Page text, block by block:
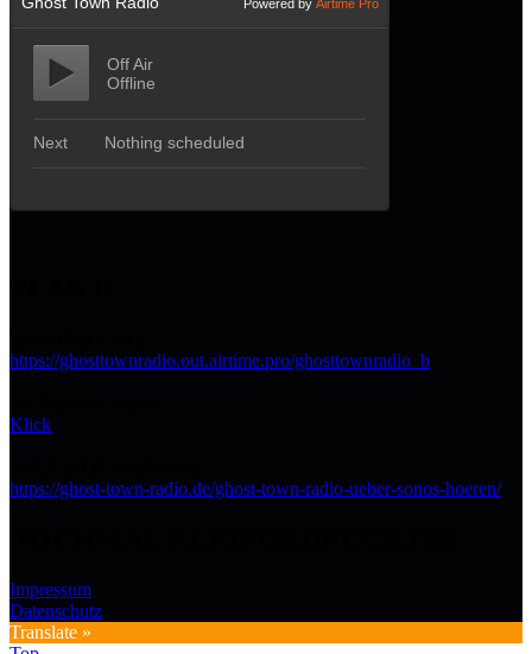
https://ghosttownradio.out.airtime.pro/ghosttownradio_b
Klick
https://ghost-town-radio.de/ghost-town-radio-ueber-sonos-hoeren/
Impressum
Datenschutz
Translate »